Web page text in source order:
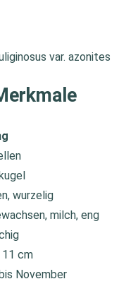
var. azonites
wurzelig
milch, eng
11 cm
November